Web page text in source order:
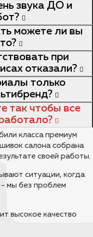
звука ДО и
можете ли вы
при
отказали?
только
так чтобы все
класса премиум
салона собрана
своей работы.
ситуации, когда
мы без проблем
высокое качество